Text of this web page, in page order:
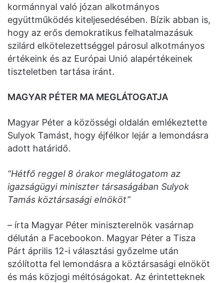
kormánnyal való józan alkotmányos
együttműködés kiteljesedésében. Bízik abban is,
hogy az erős demokratikus felhatalmazásuk
szilárd elkötelezettséggel párosul alkotmányos
értékeink és az Európai Unió alapértékeinek
tiszteletben tartása iránt.
MAGYAR PÉTER MA MEGLÁTOGATJA
Magyar Péter a közösségi oldalán emlékeztette
Sulyok Tamást, hogy éjfélkor lejár a lemondásra
adott határidő.
“Hétfő reggel 8 órakor meglátogatom az
igazságügyi miniszter társaságában Sulyok
Tamás köztársasági elnököt”
– írta Magyar Péter miniszterelnök vasárnap
délután a Facebookon. Magyar Péter a Tisza
Párt április 12-i választási győzelme után
szólította fel lemondásra a köztársasági elnököt
és más közjogi méltóságokat. Az érintetteknek